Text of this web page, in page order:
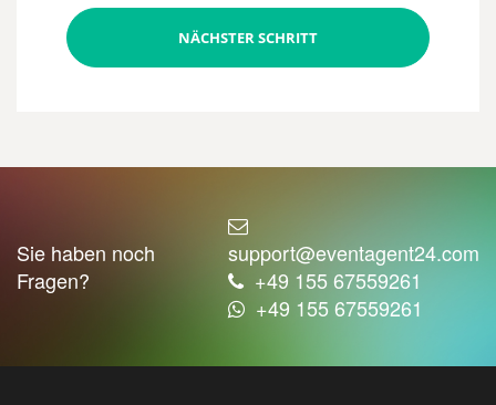
NÄCHSTER SCHRITT
Sie haben noch
Fragen?
support@eventagent24.com
+49 155 67559261
+49 155 67559261